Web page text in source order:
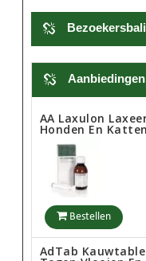
Petstages
Hondenspeelgoed
Versele Laga
Hairball
Bestellen
Aanbiedingen
AA Laxulon
Honden En Katten
Bestellen
AdTab